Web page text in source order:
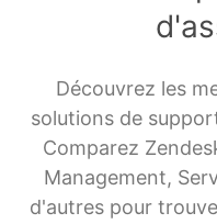
Découvrez les
solutions de
Comparez
Management,
d'autres pour